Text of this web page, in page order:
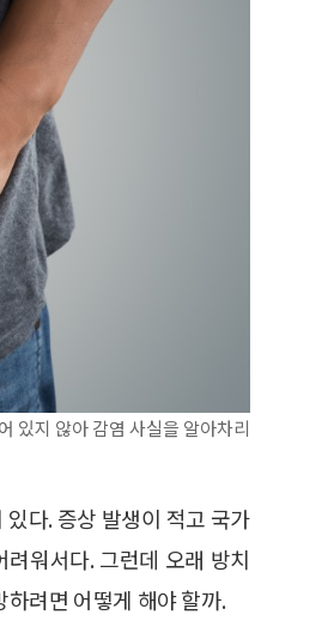
있지 않아 감염 사실을 알아차리
있다. 증상 발생이 적고 국가
워서다. 그런데 오래 방치
려면 어떻게 해야 할까.